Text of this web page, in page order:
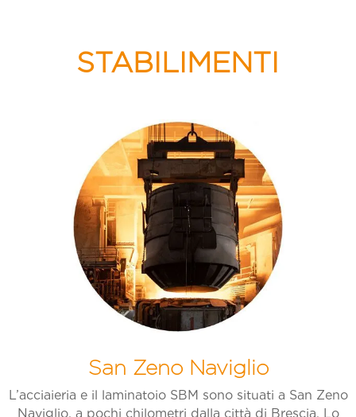
STABILIMENTI
San Zeno Naviglio
L’acciaieria e il laminatoio SBM sono situati a San Zeno
Naviglio, a pochi chilometri dalla città di Brescia. Lo